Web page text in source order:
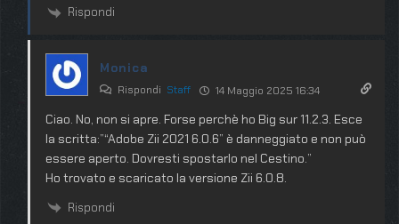
Rispondi
Monica
Rispondi Staff 14 Maggio 2025 16:34
Ciao. No, non si apre. Forse perchè ho Big sur 11.2.3. Esce
la scritta:”“Adobe Zii 2021 6.0.6” è danneggiato e non può
essere aperto. Dovresti spostarlo nel Cestino.”
Ho trovato e scaricato la versione Zii 6.0.8.
Rispondi